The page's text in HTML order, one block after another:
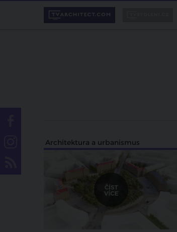
Architektura a urbanismus